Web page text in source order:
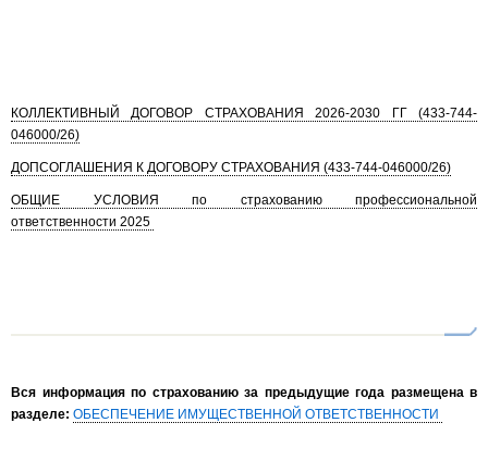
КОЛЛЕКТИВНЫЙ ДОГОВОР СТРАХОВАНИЯ 2026-2030 ГГ (433-744-
046000/26)
ДОПСОГЛАШЕНИЯ К ДОГОВОРУ СТРАХОВАНИЯ (433-744-046000/26)
ОБЩИЕ УСЛОВИЯ по страхованию профессиональной
ответственности 2025
Вся информация по страхованию за предыдущие года размещена в
разделе: ОБЕСПЕЧЕНИЕ ИМУЩЕСТВЕННОЙ ОТВЕТСТВЕННОСТИ